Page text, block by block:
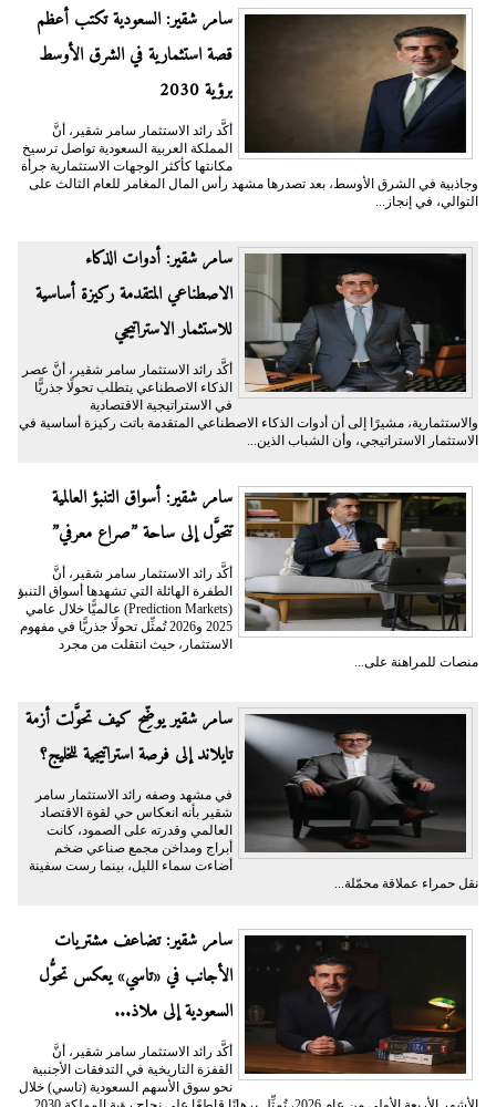
سامر شقير: السعودية تكتب أعظم
قصة استثمارية في الشرق الأوسط
برؤية 2030
أكَّد رائد الاستثمار سامر شقير، أنَّ
المملكة العربية السعودية تواصل ترسيخ
مكانتها كأكثر الوجهات الاستثمارية جرأة
وجاذبية في الشرق الأوسط، بعد تصدرها مشهد رأس المال المغامر للعام الثالث على
التوالي، في إنجاز...
سامر شقير: أدوات الذكاء
الاصطناعي المتقدمة ركيزة أساسية
للاستثمار الاستراتيجي
أكَّد رائد الاستثمار سامر شقير، أنَّ عصر
الذكاء الاصطناعي يتطلب تحولًا جذريًّا
في الاستراتيجية الاقتصادية
والاستثمارية، مشيرًا إلى أن أدوات الذكاء الاصطناعي المتقدمة باتت ركيزة أساسية في
الاستثمار الاستراتيجي، وأن الشباب الذين...
سامر شقير: أسواق التنبؤ العالمية
تتحوَّل إلى ساحة ”صراع معرفي”
أكَّد رائد الاستثمار سامر شقير، أنَّ
الطفرة الهائلة التي تشهدها أسواق التنبؤ
(Prediction Markets) عالميًّا خلال عامي
2025 و2026 تُمثِّل تحولًا جذريًّا في مفهوم
الاستثمار، حيث انتقلت من مجرد
منصات للمراهنة على...
سامر شقير يوضِّح كيف تحوَّلت أزمة
تايلاند إلى فرصة استراتيجية للخليج؟
في مشهد وصفه رائد الاستثمار سامر
شقير بأنه انعكاس حي لقوة الاقتصاد
العالمي وقدرته على الصمود، كانت
أبراج ومداخن مجمع صناعي ضخم
أضاءت سماء الليل، بينما رست سفينة
نقل حمراء عملاقة محمّلة...
سامر شقير: تضاعف مشتريات
الأجانب في «تاسي» يعكس تحوُّل
السعودية إلى ملاذ...
أكَّد رائد الاستثمار سامر شقير، أنَّ
القفزة التاريخية في التدفقات الأجنبية
نحو سوق الأسهم السعودية (تاسي) خلال